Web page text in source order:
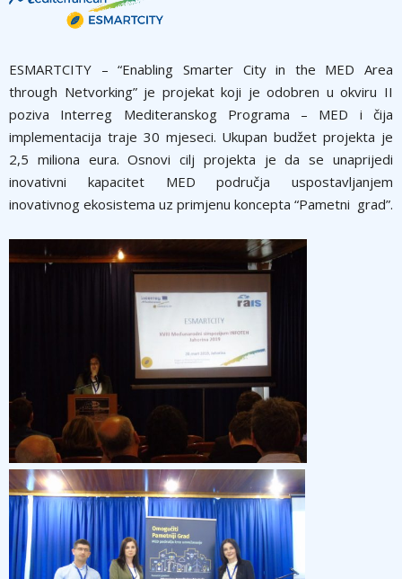
ESMARTCITY – “Enabling Smarter City in the MED Area
through Netvorking” je projekat koji je odobren u okviru II
poziva Interreg Mediteranskog Programa – MED i čija
implementacija traje 30 mjeseci. Ukupan budžet projekta je
2,5 miliona eura. Osnovi cilj projekta je da se unaprijedi
inovativni kapacitet MED područja uspostavljanjem
inovativnog ekosistema uz primjenu koncepta “Pametni grad”.